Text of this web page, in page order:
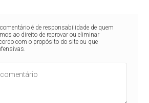
é de responsabilidade de quem
ao direito de reprovar ou eliminar
com o propósito do site ou que